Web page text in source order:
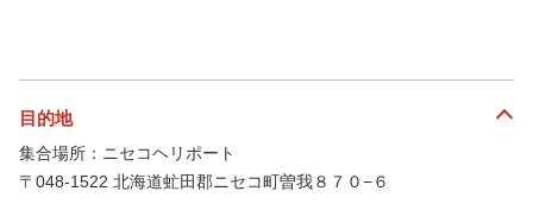
目的地
集合場所：ニセコヘリポート
〒048-1522 北海道虻田郡ニセコ町曽我８７０−６